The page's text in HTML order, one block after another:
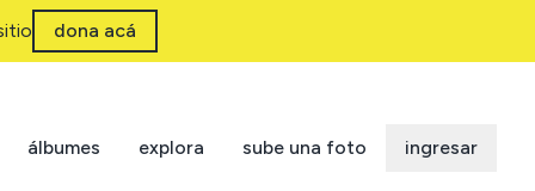
dona acá
álbumes explora sube una foto ingresar